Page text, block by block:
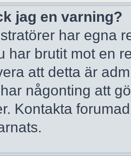
jag en varning?
har egna
har brutit mot en
att detta är
någonting att
Kontakta